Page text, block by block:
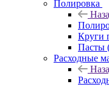
Полировка
Круги
Пасты
Расходные